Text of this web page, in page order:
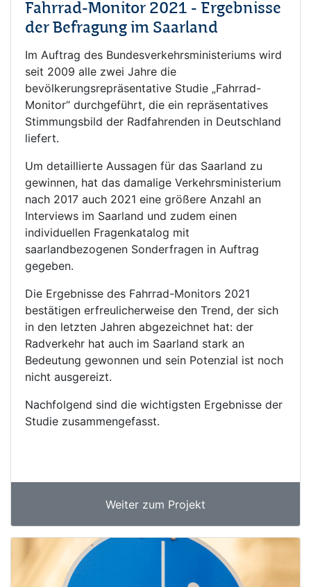
Fahrrad-Monitor 2021 - Ergebnisse
der Befragung im Saarland
Im Auftrag des Bundesverkehrsministeriums wird
seit 2009 alle zwei Jahre die
bevölkerungsrepräsentative Studie „Fahrrad-
Monitor“ durchgeführt, die ein repräsentatives
Stimmungsbild der Radfahrenden in Deutschland
liefert.
Um detaillierte Aussagen für das Saarland zu
gewinnen, hat das damalige Verkehrsministerium
nach 2017 auch 2021 eine größere Anzahl an
Interviews im Saarland und zudem einen
individuellen Fragenkatalog mit
saarlandbezogenen Sonderfragen in Auftrag
gegeben.
Die Ergebnisse des Fahrrad-Monitors 2021
bestätigen erfreulicherweise den Trend, der sich
in den letzten Jahren abgezeichnet hat: der
Radverkehr hat auch im Saarland stark an
Bedeutung gewonnen und sein Potenzial ist noch
nicht ausgereizt.
Nachfolgend sind die wichtigsten Ergebnisse der
Studie zusammengefasst.
Weiter zum Projekt